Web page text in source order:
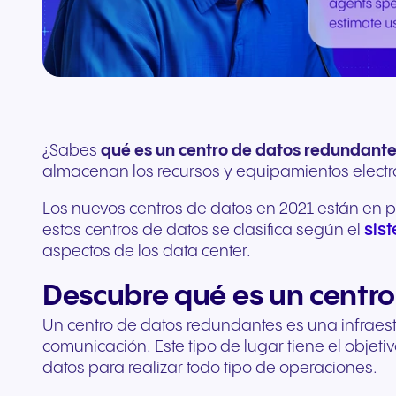
complementos
Conecta equipos y CRM
¿Sabes qué es un centro de datos
almacenan los recursos y equipamientos
Los nuevos centros de datos en 2021 están
estos centros de datos se clasifica según el
aspectos de los data center.
Descubre qué es un
Un centro de datos redundantes es una
comunicación. Este tipo de lugar tiene el
datos para realizar todo tipo de operaciones.